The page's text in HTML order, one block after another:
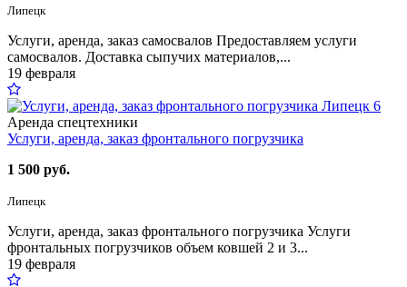
Липецк
Услуги, аренда, заказ самосвалов Предоставляем услуги
самосвалов. Доставка сыпучих материалов,...
19 февраля
6
Аренда спецтехники
Услуги, аренда, заказ фронтального погрузчика
1 500 руб.
Липецк
Услуги, аренда, заказ фронтального погрузчика Услуги
фронтальных погрузчиков объем ковшей 2 и 3...
19 февраля